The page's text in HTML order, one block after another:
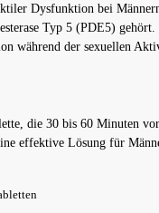
Dysfunktion bei
Typ 5 (PDE5) gehört.
während der sexuellen
die 30 bis 60 Minuten
effektive Lösung für